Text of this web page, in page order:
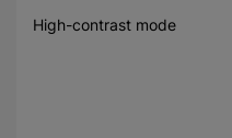
High-contrast mode